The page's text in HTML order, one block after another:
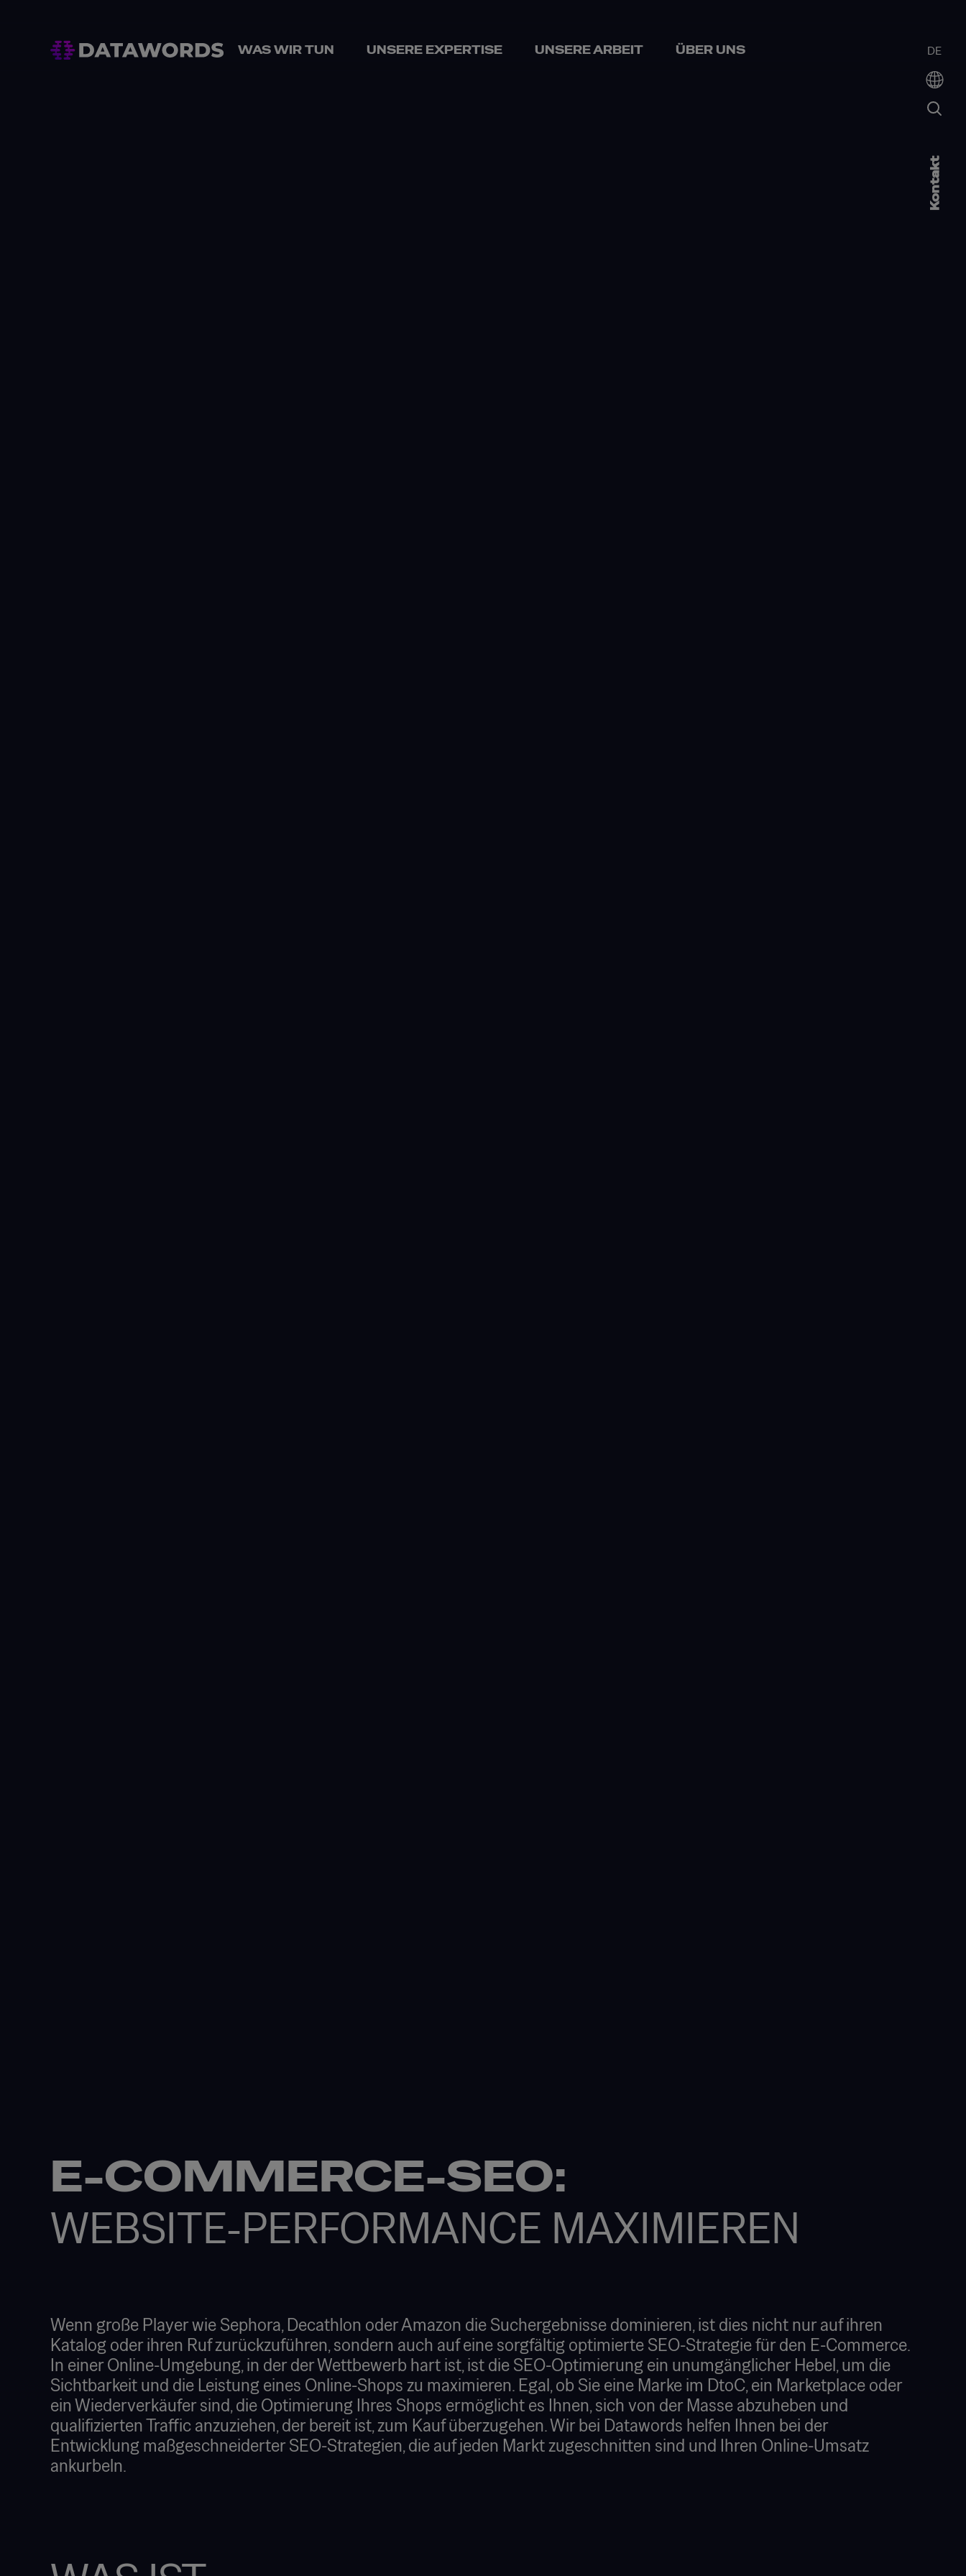
WAS WIR TUN UNSERE EXPERTISE UNSERE ARBEIT ÜBER UNS DE
Kontakt
E-COMMERCE-SEO:
WEBSITE-PERFORMANCE MAXIMIEREN
Wenn große Player wie Sephora, Decathlon oder Amazon die Suchergebnisse dominieren, ist dies nicht nur auf ihren
Katalog oder ihren Ruf zurückzuführen, sondern auch auf eine sorgfältig optimierte SEO-Strategie für den E-Commerce.
In einer Online-Umgebung, in der der Wettbewerb hart ist, ist die SEO-Optimierung ein unumgänglicher Hebel, um die
Sichtbarkeit und die Leistung eines Online-Shops zu maximieren. Egal, ob Sie eine Marke im DtoC, ein Marketplace oder
ein Wiederverkäufer sind, die Optimierung Ihres Shops ermöglicht es Ihnen, sich von der Masse abzuheben und
qualifizierten Traffic anzuziehen, der bereit ist, zum Kauf überzugehen. Wir bei Datawords helfen Ihnen bei der
Entwicklung maßgeschneiderter SEO-Strategien, die auf jeden Markt zugeschnitten sind und Ihren Online-Umsatz
ankurbeln.